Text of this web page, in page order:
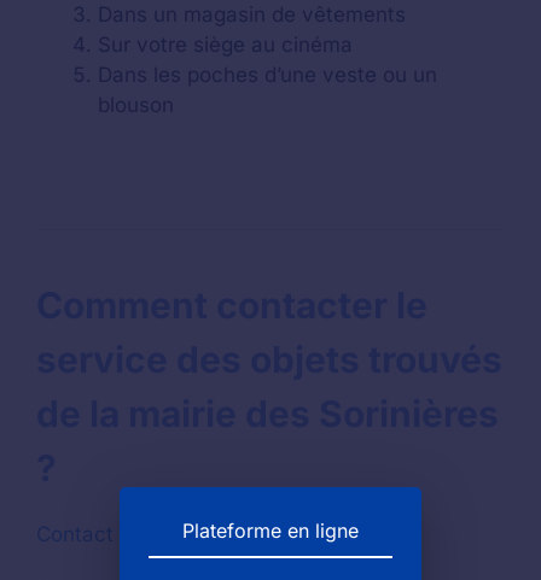
Dans un magasin de vêtements
Sur votre siège au cinéma
Dans les poches d’une veste ou un
blouson
Contact par téléphone :02 40 13 00 00
Plateforme en ligne